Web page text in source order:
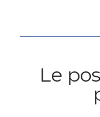
Le